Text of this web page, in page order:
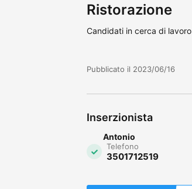
Ristorazione
Candidati in cerca di lavoro
Pubblicato il 2023/06/16
Inserzionista
Antonio
Telefono
3501712519